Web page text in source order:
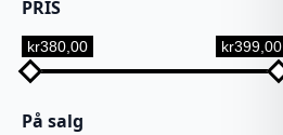
PRIS
kr380,00 kr399,00
På salg